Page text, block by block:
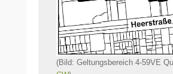
(Bild: Geltungsbereich 4-59VE